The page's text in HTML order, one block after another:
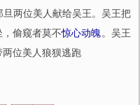
两位美人献给吴王。吴王把
偷窥者莫不惊心动魄。吴王
位美人狼狈逃跑